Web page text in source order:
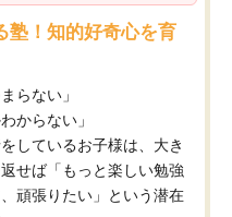
塾！知的好奇心を育
らない」
からない」
しているお子様は、大き
せば「もっと楽しい勉強
頑張りたい」という潜在